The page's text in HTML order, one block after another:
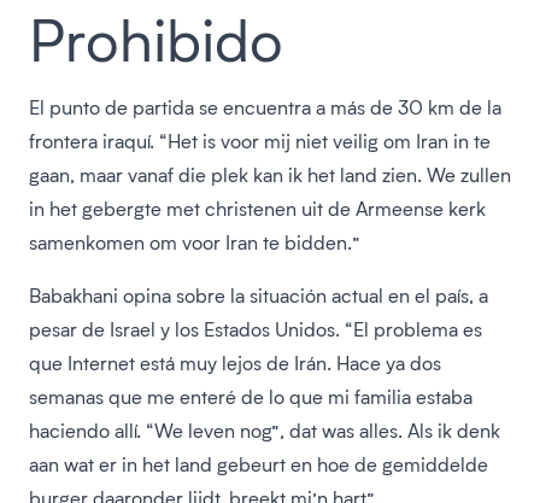
Prohibido
El punto de partida se encuentra a más de 30 km de la
frontera iraquí. “Het is voor mij niet veilig om Iran in te
gaan, maar vanaf die plek kan ik het land zien. We zullen
in het gebergte met christenen uit de Armeense kerk
samenkomen om voor Iran te bidden.”
Babakhani opina sobre la situación actual en el país, a
pesar de Israel y los Estados Unidos. “El problema es
que Internet está muy lejos de Irán. Hace ya dos
semanas que me enteré de lo que mi familia estaba
haciendo allí. “We leven nog”, dat was alles. Als ik denk
aan wat er in het land gebeurt en hoe de gemiddelde
burger daaronder lijdt, breekt mi’n hart”.